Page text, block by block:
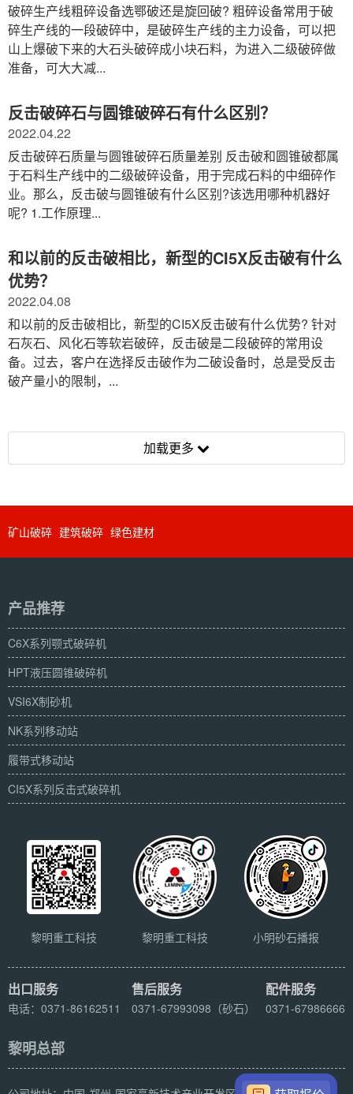
破碎生产线粗碎设备选鄂破还是旋回破? 粗碎设备常用于破
碎生产线的一段破碎中，是破碎生产线的主力设备，可以把
山上爆破下来的大石头破碎成小块石料，为进入二级破碎做
准备，可大大减...
反击破碎石与圆锥破碎石有什么区别？
2022.04.22
反击破碎石质量与圆锥破碎石质量差别 反击破和圆锥破都属
于石料生产线中的二级破碎设备，用于完成石料的中细碎作
业。那么，反击破与圆锥破有什么区别?该选用哪种机器好
呢? 1.工作原理...
和以前的反击破相比，新型的CI5X反击破有什么
优势？
2022.04.08
和以前的反击破相比，新型的CI5X反击破有什么优势? 针对
石灰石、风化石等软岩破碎，反击破是二段破碎的常用设
备。过去，客户在选择反击破作为二破设备时，总是受反击
破产量小的限制，...
加载更多
矿山破碎 建筑破碎 绿色建材
产品推荐
C6X系列颚式破碎机
HPT液压圆锥破碎机
VSI6X制砂机
NK系列移动站
履带式移动站
CI5X系列反击式破碎机
黎明重工科技 黎明重工科技 小明砂石播报
出口服务
电话：0371-86162511
售后服务
0371-67993098（砂石）
配件服务
0371-67986666
黎明总部